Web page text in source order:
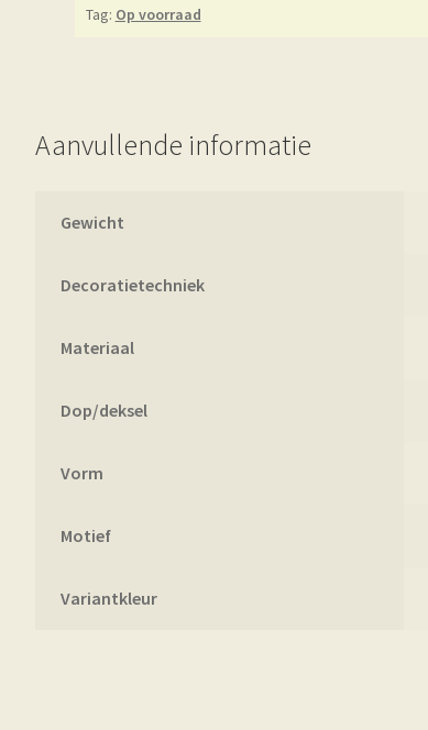
aantal
Tag: Op voorraad
Aanvullende informatie
Gewicht
Decoratietechniek
Materiaal
Dop/deksel
Vorm
Motief
Variantkleur